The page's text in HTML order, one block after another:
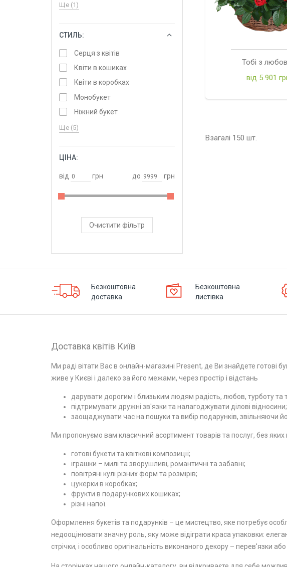
Ще (1)
СТИЛЬ:
Серця з квітів
Квіти в кошиках
Квіти в коробках
Монобукет
Ніжний букет
Ще (5)
ЦІНА:
від грн до грн
Очистити фільтр
Тобі з
від 5 901
Взагалі 150 шт.
Безкоштовна
доставка
Безкоштовна
листівка
Доставка квітів Київ
Ми раді вітати Вас в онлайн-магазині Present, де Ви знайдете готові
живе у Києві і далеко за його межами, через простір і відстань
дарувати дорогим і близьким людям радість, любов, турботу та
підтримувати дружні зв'язки та налагоджувати ділові відносини;
заощаджувати час на пошуки та вибір подарунків, звільняючи
Ми пропонуємо вам класичний асортимент товарів та послуг, без
готові букети та квіткові композиції;
іграшки – милі та зворушливі, романтичні та забавні;
повітряні кулі різних форм та розмірів;
цукерки в коробках;
фрукти в подарункових кошиках;
різні напої.
Оформлення букетів та подарунків – це мистецтво, яке потребує
недооцінювати значну роль, яку може відіграти краса упаковки:
стрічки, і особливо оригінальність виконаного декору – перев'язки